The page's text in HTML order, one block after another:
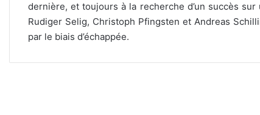
dernière, et toujours à la recherche d’un succès
Rudiger Selig, Christoph Pfingsten et Andreas
par le biais d’échappée.